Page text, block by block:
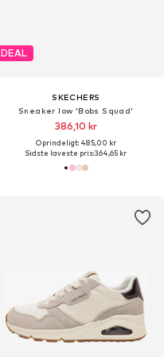
DEAL
SKECHERS
Sneaker low 'Bobs Squad'
386,10 kr
Oprindeligt: 485,00 kr
Sidste laveste pris:364,65 kr